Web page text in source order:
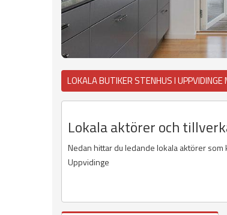
LOKALA BUTIKER STENHUS I UPPVIDINGE
Lokala aktörer och
Nedan hittar du ledande lokala aktörer
Uppvidinge